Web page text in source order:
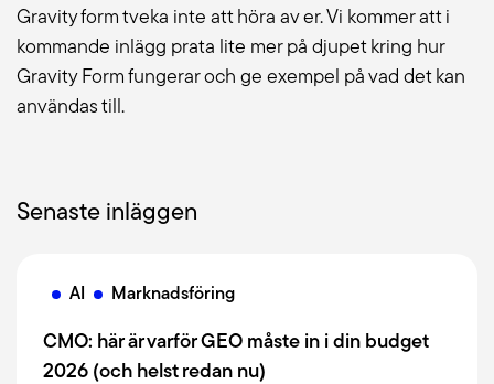
Gravity form tveka inte att höra av er. Vi kommer att i
kommande inlägg prata lite mer på djupet kring hur
Gravity Form fungerar och ge exempel på vad det kan
användas till.
Senaste inläggen
AI Marknadsföring
CMO: här är varför GEO måste in i din budget
2026 (och helst redan nu)